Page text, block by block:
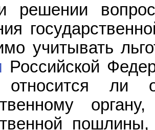
решении
учитывать
Российской
относится ли